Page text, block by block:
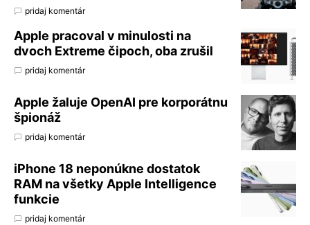
pridaj komentár
Apple pracoval v minulosti na
dvoch Extreme čipoch, oba zrušil
pridaj komentár
Apple žaluje OpenAI pre korporátnu
špionáž
pridaj komentár
iPhone 18 neponúkne dostatok
RAM na všetky Apple Intelligence
funkcie
pridaj komentár